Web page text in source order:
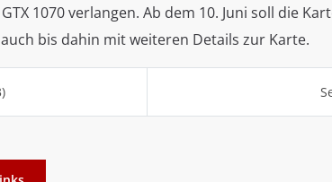
1070 verlangen. Ab dem 10. Juni soll die
bis dahin mit weiteren Details zur Karte.